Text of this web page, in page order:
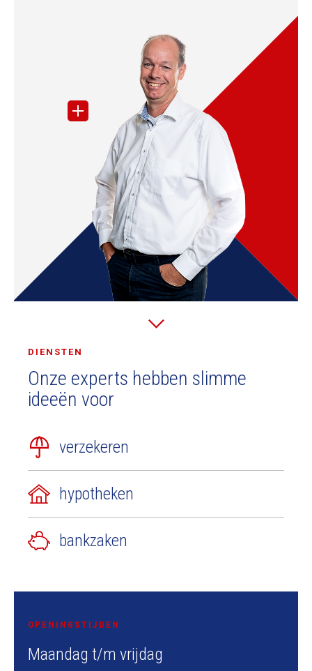
DIENSTEN
Onze experts hebben slimme
ideeën voor
verzekeren
hypotheken
bankzaken
OPENINGSTIJDEN
Maandag t/m vrijdag